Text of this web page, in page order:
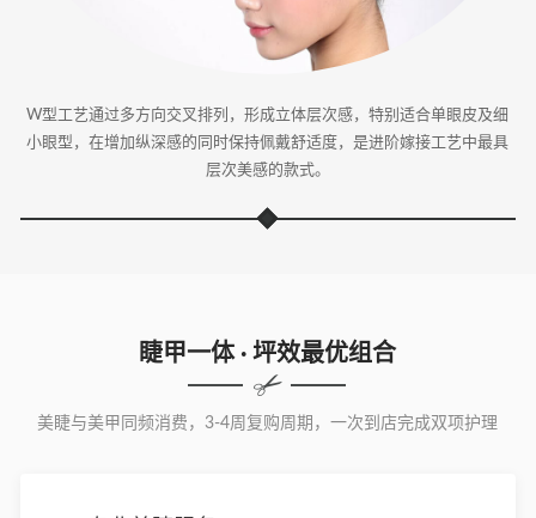
W型工艺通过多方向交叉排列，形成立体层次感，特别适合单眼皮及细
小眼型，在增加纵深感的同时保持佩戴舒适度，是进阶嫁接工艺中最具
层次美感的款式。
睫甲一体 · 坪效最优组合
美睫与美甲同频消费，3-4周复购周期，一次到店完成双项护理